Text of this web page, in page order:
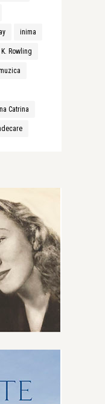
inima
Rowling
Catrina